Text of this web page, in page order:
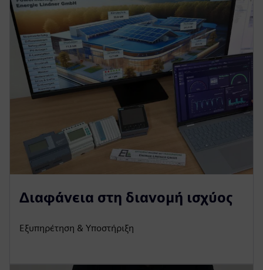
Διαφάνεια στη διανομή ισχύος
Εξυπηρέτηση & Υποστήριξη